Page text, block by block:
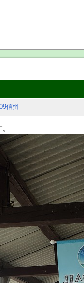
信州